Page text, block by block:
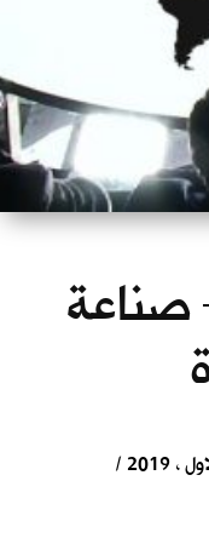
صناعة
/ 26 ، تشرين الاول ، 2019 /